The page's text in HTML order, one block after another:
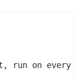
on every